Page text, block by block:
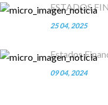
ESTADOS
25 04, 2025
Estados
09 04, 2024